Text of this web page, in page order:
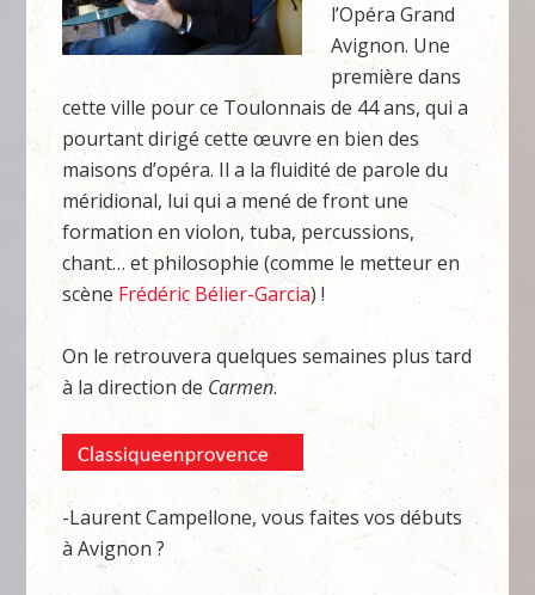
l’Opéra Grand
Avignon. Une
première dans
cette ville pour ce Toulonnais de 44 ans, qui a
pourtant dirigé cette œuvre en bien des
maisons d’opéra. Il a la fluidité de parole du
méridional, lui qui a mené de front une
formation en violon, tuba, percussions,
chant… et philosophie (comme le metteur en
scène Frédéric Bélier-Garcia) !
On le retrouvera quelques semaines plus tard
à la direction de Carmen.
-Laurent Campellone, vous faites vos débuts
à Avignon ?